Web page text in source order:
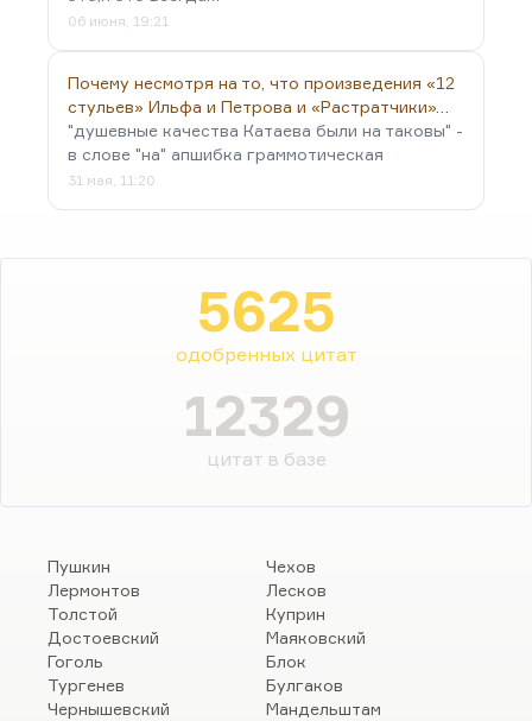
06 июня, 19:21
Почему несмотря на то, что произведения «12
стульев» Ильфа и Петрова и «Растратчики»…
"душевные качества Катаева были на таковы" -
в слове "на" апшибка граммотическая
31 мая, 11:20
5625
одобренных цитат
12329
цитат в базе
Пушкин
Лермонтов
Толстой
Достоевский
Гоголь
Тургенев
Чернышевский
Чехов
Лесков
Куприн
Маяковский
Блок
Булгаков
Мандельштам